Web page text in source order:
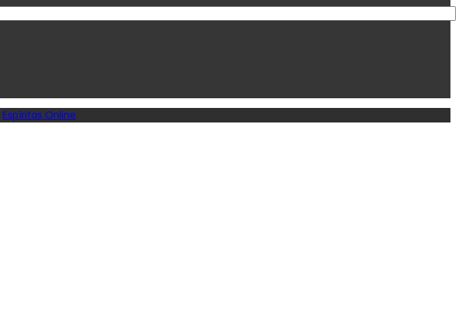
Espíritas Online